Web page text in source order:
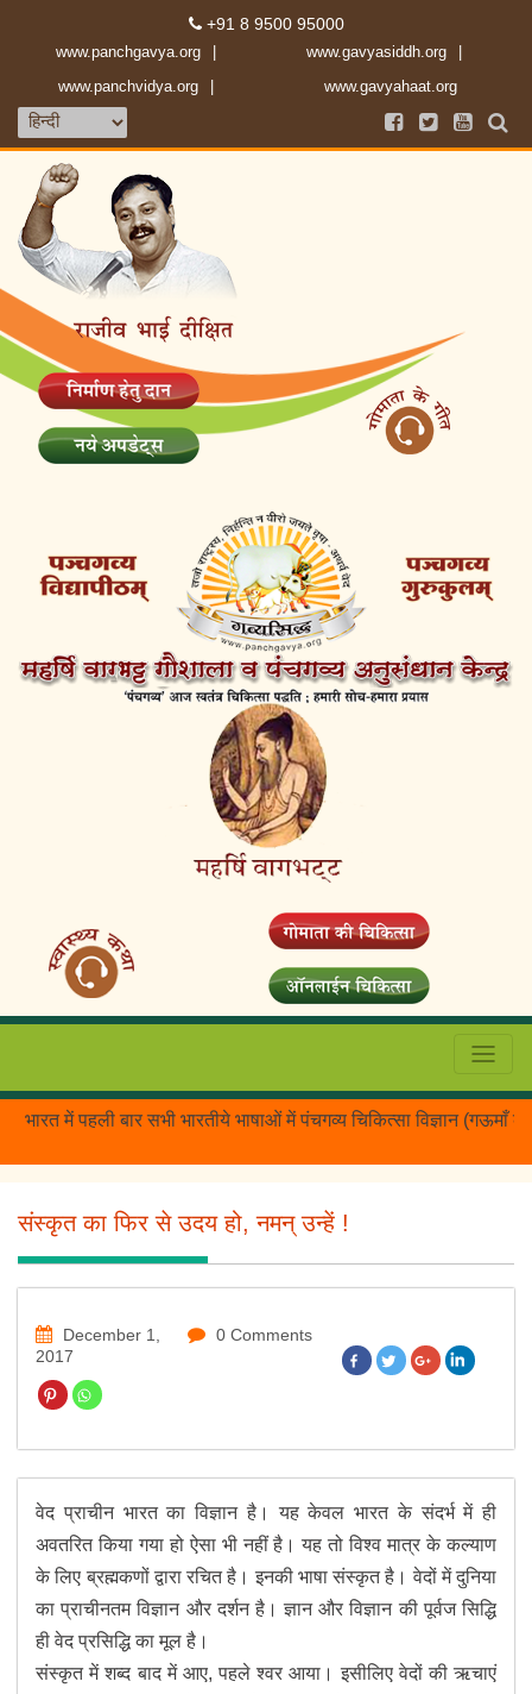
+91 8 9500 95000
www.panchgavya.org
www.gavyasiddh.org
www.panchvidya.org
www.gavyahaat.org
में पहली बार सभी भारतीये भाषाओं में पंचगव्य चिकित्सा विज्ञान (गऊमाँ के
संस्कृत का फिर से उदय हो, नमन् उन्हें !
December 1,
2017
0 Comments
वेद प्राचीन भारत का विज्ञान है। यह केवल भारत के संदर्भ में ही
अवतरित किया गया हो ऐसा भी नहीं है। यह तो विश्व मात्र के कल्याण
के लिए ब्रह्मकणों द्वारा रचित है। इनकी भाषा संस्कृत है। वेदों में दुनिया
का प्राचीनतम विज्ञान और दर्शन है। ज्ञान और विज्ञान की पूर्वज सिद्धि
ही वेद प्रसिद्धि का मूल है।
संस्कृत में शब्द बाद में आए, पहले श्वर आया। इसीलिए वेदों की ऋचाएं